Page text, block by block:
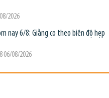
2026
nay 6/8: Giằng co theo biên độ hẹp
06/08/2026